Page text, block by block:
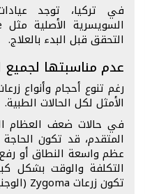
في تركيا، توجد
التحقق قبل البدء بالعلاج.
عدم مناسبتها لجميع
رغم تنوع أحجام وأنواع
الأمثل لكل الحالات الطبية.
في حالات ضعف العظام
المتقدم، قد تكون
عظم واسعة النطاق أو
التكلفة والوقت بشكل
تكون زرعات Zygoma (الوجنية) خياراً أفضل.